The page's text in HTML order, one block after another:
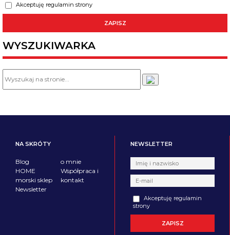
Akceptuję regulamin strony
WYSZUKIWARKA
NA SKRÓTY
Blog
HOME
morski sklep
Newsletter
o mnie
Współpraca i
kontakt
NEWSLETTER
Akceptuję regulamin
strony